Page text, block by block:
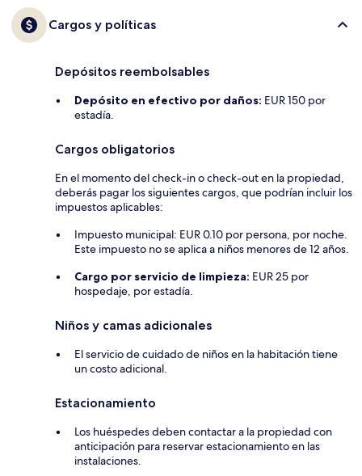
Cargos y políticas
Depósitos reembolsables
Depósito en efectivo por daños: EUR 150 por
estadía.
Cargos obligatorios
En el momento del check-in o check-out en la propiedad,
deberás pagar los siguientes cargos, que podrían incluir los
impuestos aplicables:
Impuesto municipal: EUR 0.10 por persona, por noche.
Este impuesto no se aplica a niños menores de 12 años.
Cargo por servicio de limpieza: EUR 25 por
hospedaje, por estadía.
Niños y camas adicionales
El servicio de cuidado de niños en la habitación tiene
un costo adicional.
Estacionamiento
Los huéspedes deben contactar a la propiedad con
anticipación para reservar estacionamiento en las
instalaciones.